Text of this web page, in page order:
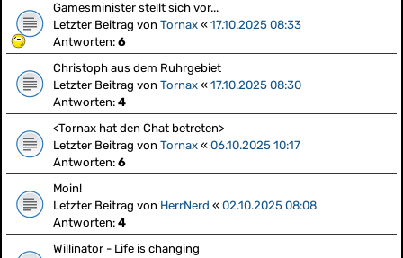
Gamesminister stellt sich vor...
Letzter Beitrag von Tornax « 17.10.2025 08:33
Antworten: 6
Christoph aus dem Ruhrgebiet
Letzter Beitrag von Tornax « 17.10.2025 08:30
Antworten: 4
<Tornax hat den Chat betreten>
Letzter Beitrag von Tornax « 06.10.2025 10:17
Antworten: 6
Moin!
Letzter Beitrag von HerrNerd « 02.10.2025 08:08
Antworten: 4
Willinator - Life is changing